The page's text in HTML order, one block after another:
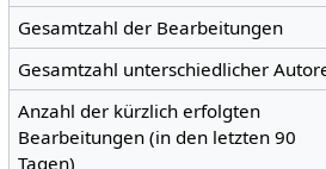
Gesamtzahl der Bearbeitungen
Gesamtzahl unterschiedlicher
Anzahl der kürzlich erfolgten
Bearbeitungen (in den letzten 90
Tagen)